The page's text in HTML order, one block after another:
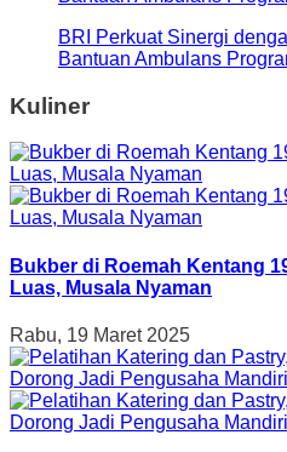
BRI Perkuat Sinergi
Bantuan Ambulans
Kuliner
Bukber di Roemah Kentang
Luas, Musala Nyaman
Rabu, 19 Maret 2025